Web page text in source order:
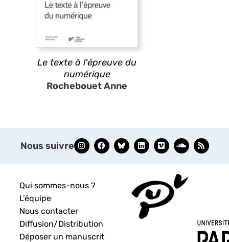
Le texte à l'épreuve du
numérique
Rochebouet Anne
Nous suivre
Qui sommes-nous ?
L’équipe
Nous contacter
Diffusion/Distribution
Déposer un manuscrit